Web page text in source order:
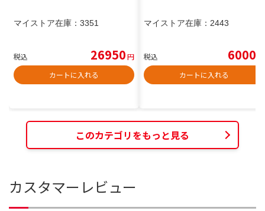
マイストア在庫： 3351
税込 26950円
カートに入れる
マイストア在庫： 2443
税込 6000
カートに入れる
このカテゴリをもっと見る
カスタマーレビュー